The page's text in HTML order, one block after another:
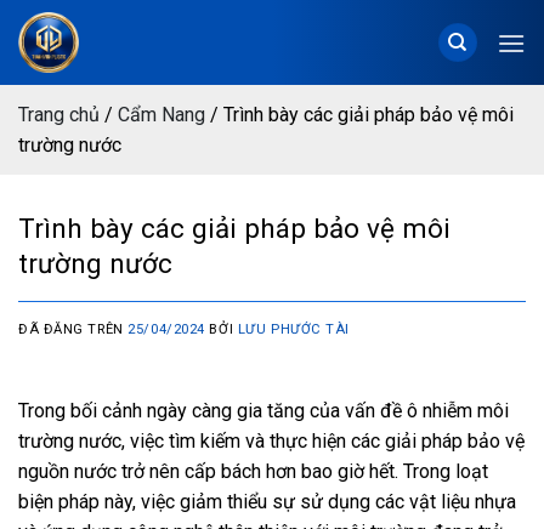
Chuyển
đến
dungTrang chủ / Cẩm Nang / Trình bày các giải pháp bảo vệ môi
trường nước
Trình bày các giải pháp bảo vệ môi
trường nước
ĐÃ ĐĂNG TRÊN 25/04/2024 BỞI LƯU PHƯỚC TÀI
Trong bối cảnh ngày càng gia tăng của vấn đề ô nhiễm môi
trường nước, việc tìm kiếm và thực hiện các giải pháp bảo vệ
nguồn nước trở nên cấp bách hơn bao giờ hết. Trong loạt
biện pháp này, việc giảm thiểu sự sử dụng các vật liệu nhựa